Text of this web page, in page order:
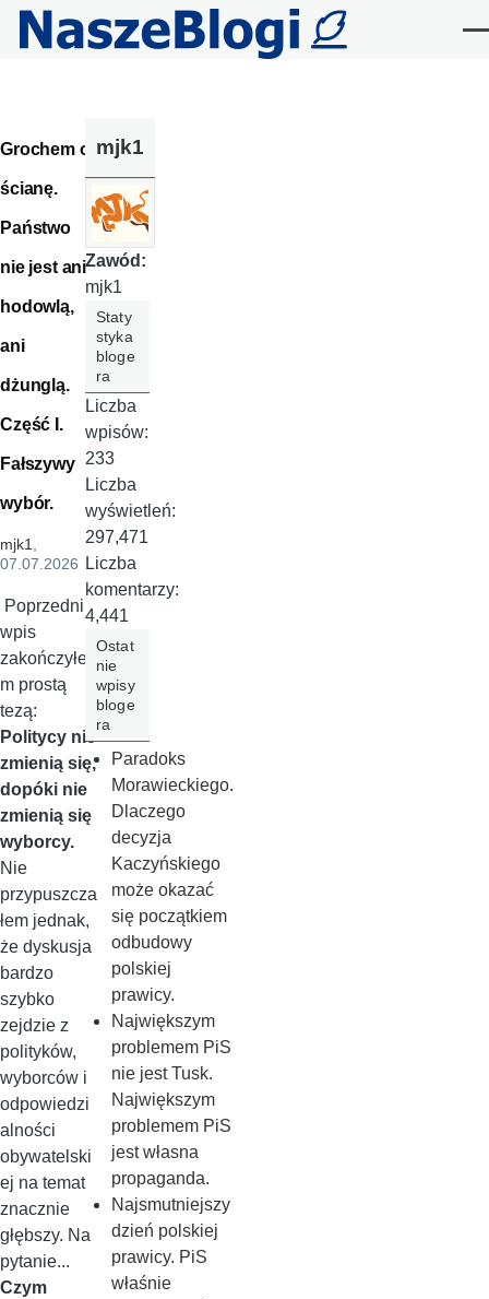
Przejdź do treści
Grochem o
ścianę.
Państwo
nie jest ani
hodowlą,
ani
dżunglą.
Część I.
Fałszywy
wybór.
mjk1,
07.07.2026
Poprzedni
wpis
zakończyłe
m prostą
tezą:
Politycy nie
zmienią się,
dopóki nie
zmienią się
wyborcy.
Nie
przypuszcza
łem jednak,
że dyskusja
bardzo
szybko
zejdzie z
polityków,
wyborców i
odpowiedzi
alności
obywatelski
ej na temat
znacznie
głębszy. Na
pytanie...
Czym
mjk1
Zawód:
mjk1
Staty
styka
bloge
ra
Liczba
wpisów:
233
Liczba
wyświetleń:
297,471
Liczba
komentarzy:
4,441
Ostat
nie
wpisy
bloge
ra
Paradoks
Morawieckiego.
Dlaczego
decyzja
Kaczyńskiego
może okazać
się początkiem
odbudowy
polskiej
prawicy.
Największym
problemem PiS
nie jest Tusk.
Największym
problemem PiS
jest własna
propaganda.
Najsmutniejszy
dzień polskiej
prawicy. PiS
właśnie